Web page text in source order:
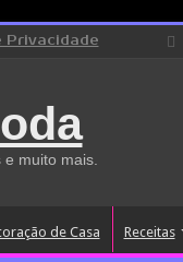
Privacidade
muito mais.
de Casa Receitas